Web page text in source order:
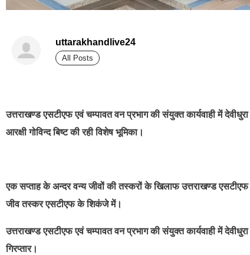
uttarakhandlive24
All Posts
उत्तराखण्ड एसटीएफ एवं चम्पावत वन प्रभाग की संयुक्त कार्यवाही में
आरक्षी गोविन्द बिष्ट की रही विशेष भूमिका।
एक सप्ताह के अन्दर वन्य जीवों की तस्करों के खिलाफ उत्तराखण्ड
जीव तस्कर एसटीएफ के शिकंजे में।
उत्तराखण्ड एसटीएफ एवं चम्पावत वन प्रभाग की संयुक्त कार्यवाही में
गिरप्तार।